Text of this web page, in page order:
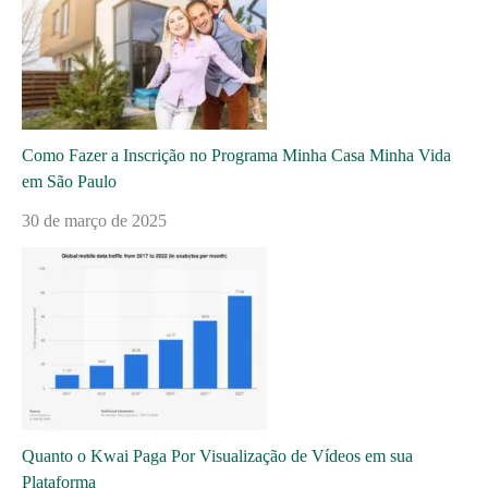
Como Fazer a Inscrição no Programa Minha Casa Minha Vida
em São Paulo
30 de março de 2025
Quanto o Kwai Paga Por Visualização de Vídeos em sua
Plataforma